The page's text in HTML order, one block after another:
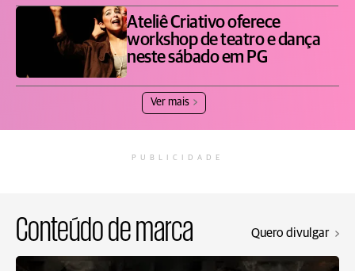
Ateliê Criativo oferece
workshop de teatro e dança
neste sábado em PG
Ver mais
PUBLICIDADE
Conteúdo de marca Quero divulgar